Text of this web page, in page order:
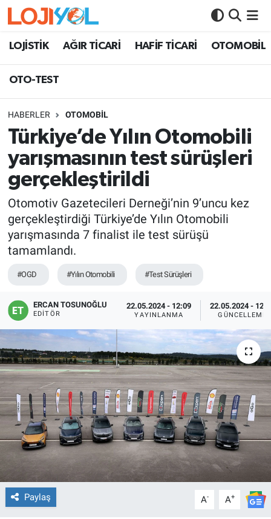
LOJİSTİK AĞIR TİCARİ HAFİF TİCARİ OTOMOBİL
OTO-TEST
HABERLER OTOMOBİL
Türkiye’de Yılın Otomobili
yarışmasının test sürüşleri
gerçekleştirildi
Otomotiv Gazetecileri Derneği’nin 9’uncu kez
gerçekleştirdiği Türkiye’de Yılın Otomobili
yarışmasında 7 finalist ile test sürüşü
tamamlandı.
#OGD #Yılın Otomobili #Test Sürüşleri
ERCAN TOSUNOĞLU
EDITÖR
22.05.2024 - 12:09
YAYINLANMA
22.05.2024 -
GÜNCELLEME
Paylaş A- A+
OTO-TEST